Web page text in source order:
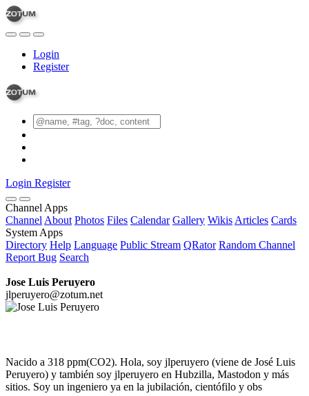
Login
Register
Login Register
Channel Apps
Channel About Photos Files Calendar Gallery Wikis Articles Cards
System Apps
Directory Help Language Public Stream QRator Random Channel
Report Bug Search
Jose Luis Peruyero
jlperuyero@zotum.net
Nacido a 318 ppm(CO2). Hola, soy jlperuyero (viene de José Luis
Peruyero) y también soy jlperuyero en Hubzilla, Mastodon y más
sitios. Soy un ingeniero ya en la jubilación, cientófilo y obs